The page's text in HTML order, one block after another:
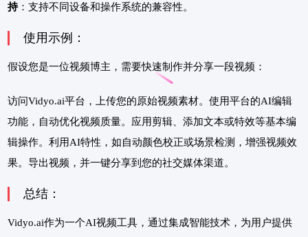
持：支持不同设备和操作系统的兼容性。
使用示例：
假设您是一位视频博主，需要快速制作并分享一段视频：
访问Vidyo.ai平台，上传您的原始视频素材。使用平台的AI编辑
功能，自动优化视频质量。应用剪辑、添加文本或特效等基本编
辑操作。利用AI特性，如自动颜色校正或场景检测，增强视频效
果。导出视频，并一键分享到您的社交媒体渠道。
总结：
Vidyo.ai作为一个AI视频工具，通过集成智能技术，为用户提供